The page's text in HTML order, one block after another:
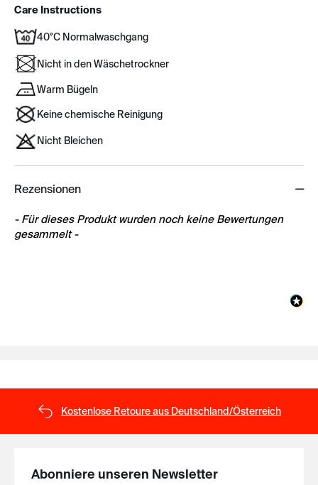
Care Instructions
40°C Normalwaschgang
Nicht in den Wäschetrockner
Warm Bügeln
Keine chemische Reinigung
Nicht Bleichen
Rezensionen
- Für dieses Produkt wurden noch keine Bewertungen
gesammelt -
New content loaded
Kostenlose Retoure aus Deutschland/Österreich
Abonniere unseren Newsletter